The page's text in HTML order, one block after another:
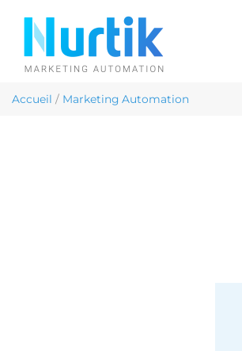
Accueil / Marketing Automation